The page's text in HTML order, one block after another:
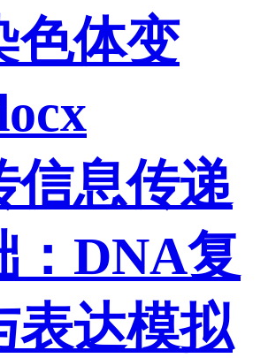
色体变
信息传递
：DNA复
表达模拟